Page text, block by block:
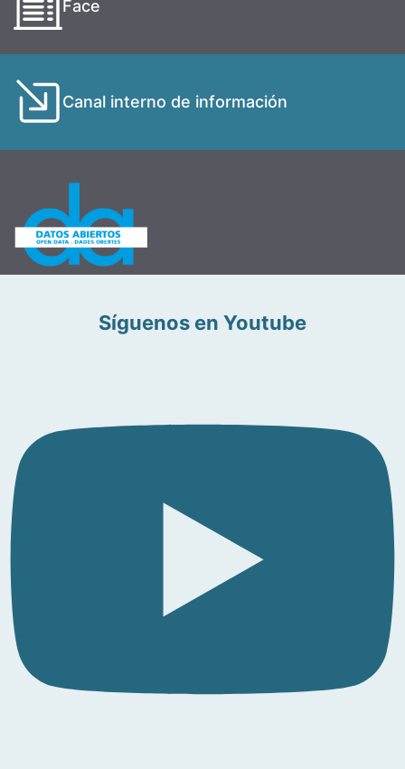
Face
Canal interno de información
Síguenos en Youtube